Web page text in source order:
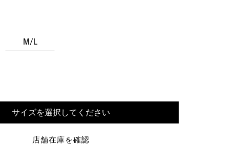
M/L
サイズを選択してください
店舗在庫を確認